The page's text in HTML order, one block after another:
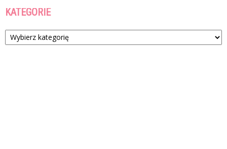
KATEGORIE
Kategorie